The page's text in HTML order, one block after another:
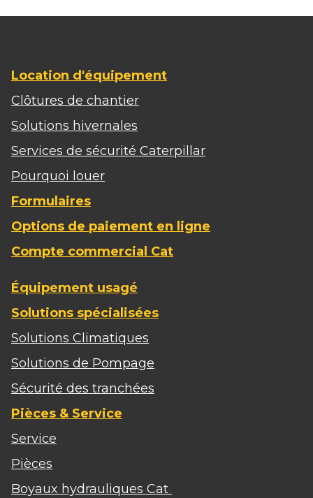
Location d'équipement
Clôtures de chantier
Solutions hivernales
Services de sécurité Caterpillar
Pourquoi louer
Formulaires
Options de paiement en ligne
Compte commercial Cat
Équipement usagé
Solutions spécialisées
Solutions Climatiques
Solutions de Pompage
Sécurité des tranchées
Pièces & Service
Service
Pièces
Boyaux hydrauliques Cat